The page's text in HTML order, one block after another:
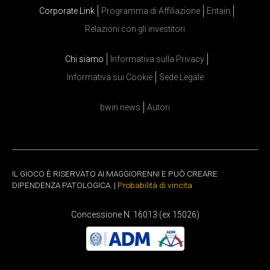
Corporate Link Programma di Affiliazione
Entain
Relazioni con gli investitori
Chi siamo
Informativa sulla Privacy
Informativa sui Cookie
Sede Legale
bwin news Autori
IL GIOCO È RISERVATO AI MAGGIORENNI E PUÒ CREARE
DIPENDENZA PATOLOGICA. | Probabilità di vincita
Concessione N. 16013 (ex 15026)